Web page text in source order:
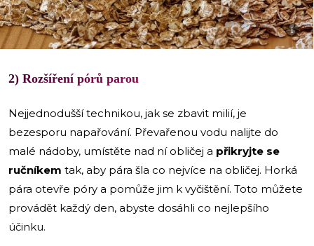
i
2) Rozšíření pórů parou
Nejjednodušší technikou, jak se zbavit milií, je
bezesporu napařování. Převařenou vodu nalijte do
malé nádoby, umístěte nad ní obličej a přikryjte se
ručníkem tak, aby pára šla co nejvíce na obličej. Horká
pára otevře póry a pomůže jim k vyčištění. Toto můžete
provádět každý den, abyste dosáhli co nejlepšího
účinku.